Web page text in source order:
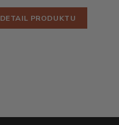
DETAIL PRODUKTU